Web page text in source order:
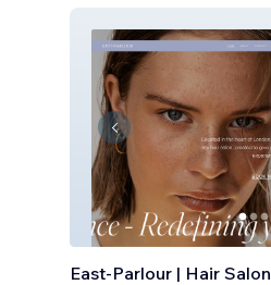
East-Parlour | Hair Salon